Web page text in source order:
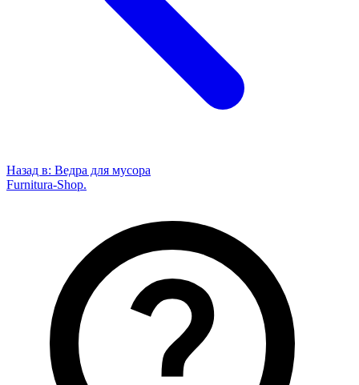
Назад в: Ведра для мусора
Furnitura-Shop.